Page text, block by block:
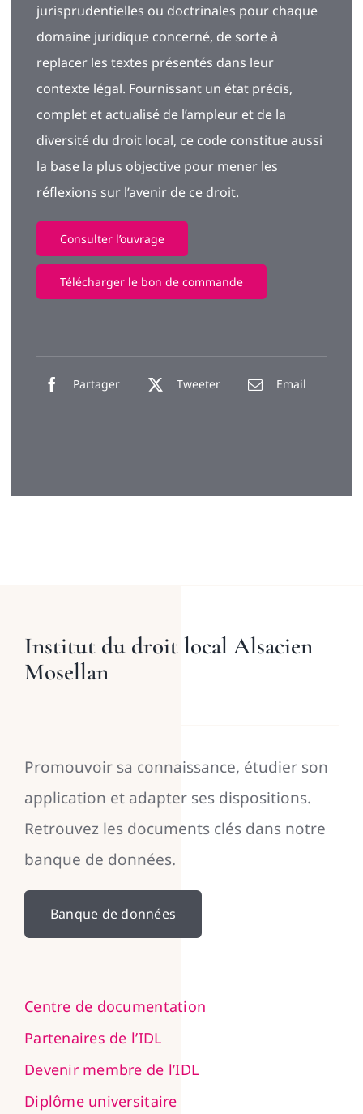
jurisprudentielles ou doctrinales pour chaque
domaine juridique concerné, de sorte à
replacer les textes présentés dans leur
contexte légal. Fournissant un état précis,
complet et actualisé de l’ampleur et de la
diversité du droit local, ce code constitue aussi
la base la plus objective pour mener les
réflexions sur l’avenir de ce droit.
Consulter l’ouvrage
Télécharger le bon de commande
Partager Tweeter Email
Institut du droit local Alsacien
Mosellan
Promouvoir sa connaissance, étudier son
application et adapter ses dispositions.
Retrouvez les documents clés dans notre
banque de données.
Banque de données
Centre de documentation
Partenaires de l’IDL
Devenir membre de l’IDL
Diplôme universitaire